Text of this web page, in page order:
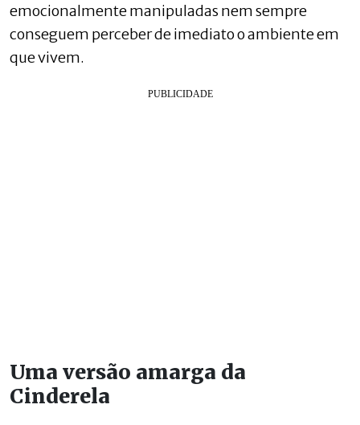
emocionalmente manipuladas nem sempre
conseguem perceber de imediato o ambiente em
que vivem.
Uma versão amarga da
Cinderela